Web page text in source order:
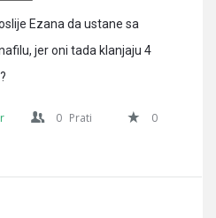
Ezana da ustane sa
jer oni tada klanjaju 4
0 Prati
0